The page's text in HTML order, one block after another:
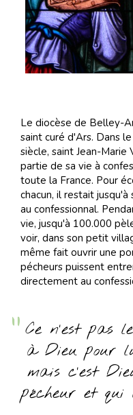
Le diocèse de Belley-
saint curé d'Ars. Dans
siècle, saint Jean-Marie
partie de sa vie à
toute la France. Pour
chacun, il restait
au confessionnal.
vie, jusqu'à 100.000
voir, dans son petit
même fait ouvrir une
pécheurs puissent
directement au
Ce n’est pas
à Dieu pour
mais c’est
pécheur et